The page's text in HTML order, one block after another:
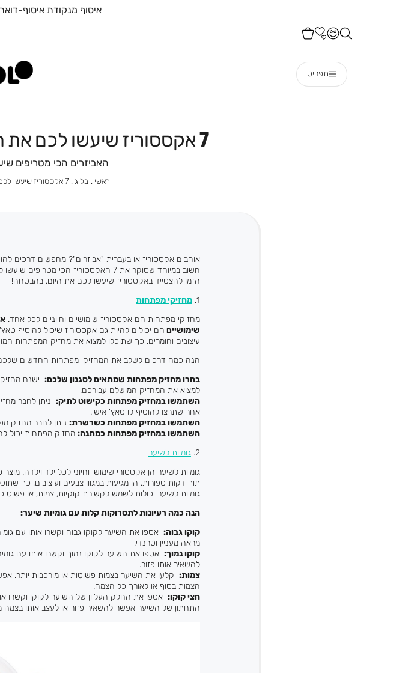
איסוף עצמי מהחנות
תפריט
7 אקססוריז שיעשו לכם את החיים קלים יותר ויפים יותר!
האביזרים הכי מטריפים
ראשי ראשי
בלוג בלוג
7 אקססוריז שיעשו לכם את החיים קלים יותר ויפים יותר!
אוהבים אקססוריז או בעברית "אביזרים"? מחפשים דרכים
חשוב במיוחד שסוקר את 7 האקססוריז הכי
הזמן להצטייד באקססוריז שיעשו לכם את היום, בהבטחה!
1. מחזיקי מפתחות
מחזיקי מפתחות הם אקססוריז שימושיים וחיוניים לכל אחד.
שימושיים הם יכולים להיות גם אקססוריז שיכול להוסיף
עיצובים וחומרים, כך שתוכלו למצוא את מחזיק המפתחות
הנה כמה דרכים לשלב את המחזיקי מפתחות החדשים
בחרו מחזיק מפתחות שמתאים לסגנון שלכם: ישנם
למצוא את המחזיק המושלם עבורכם.
השתמשו במחזיק מפתחות כקישוט לתיק: ניתן לחבר
אחר שתרצו להוסיף לו טאץ' אישי.
השתמשו במחזיק מפתחות כשרשרת: ניתן לחבר מחזיק
השתמשו במחזיק מפתחות כמתנה: מחזיק מפתחות יכול
2. גומיות לשיער
גומיות לשיער הן אקססורי שימושי וחיוני לכל ילד וילדה.
תוך דקות ספורות. הן מגיעות במגוון צבעים ועיצובים, כך
גומיות לשיער יכולות לשמש לקשירת קוקיות, צמות, או
הנה כמה רעיונות לתסרוקות קלות עם גומיות שיער:
קוקו גבוה: אספו את השיער לקוקו גבוה וקשרו אותו עם
מראה מעניין וטרנדי.
קוקו נמוך: אספו את השיער לקוקו נמוך וקשרו אותו עם
להשאיר אותו פזור.
צמות: קלעו את השיער בצמות פשוטות או מורכבות יותר.
הצמות בסוף או לאורך כל הצמה.
חצי קוקו: אספו את החלק העליון של השיער לקוקו וקשרו
התחתון של השיער אפשר להשאיר פזור או לעצב אותו בצמה